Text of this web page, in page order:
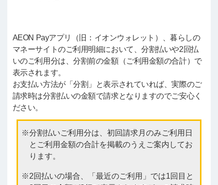
AEON Payアプリ（旧：イオンウォレット）、暮らしの
マネーサイトのご利用明細において、分割払いや2回払
いのご利用分は、分割前の金額（ご利用金額の合計）で
表示されます。
お支払い方法が「分割」と表示されていれば、実際のご
請求時は分割払いの金額で請求となりますのでご安心く
ださい。
分割払いご利用分は、初回請求月のみご利用日
とご利用金額の合計を掲載のうえご案内してお
ります。
2回払いの場合、「最近のご利用」では1回目と